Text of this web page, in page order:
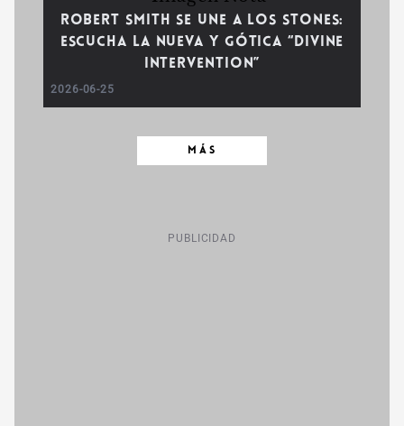
Robert Smith se une a los Stones:
Escucha la nueva y gótica “Divine
Intervention”
2026-06-25
MÁS
PUBLICIDAD